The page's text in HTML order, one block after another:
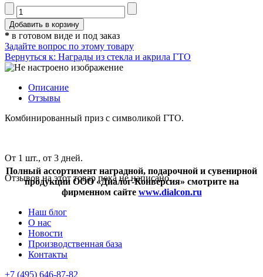
* в готовом виде и под заказ
Задайте вопрос по этому товару
Вернуться к: Награды из стекла и акрила ГТО
Описание
Отзывы
Комбинированный приз с символикой ГТО.
От 1 шт., от 3 дней.
Отзывов на этот товар пока не написано.
Полный ассортимент наградной, подарочной и сувенирной
продукции ООО «Диалог-Конверсия» смотрите на
фирменном сайте www.dialcon.ru
Наш блог
О нас
Новости
Производственная база
Контакты
+7 (495) 646-87-82